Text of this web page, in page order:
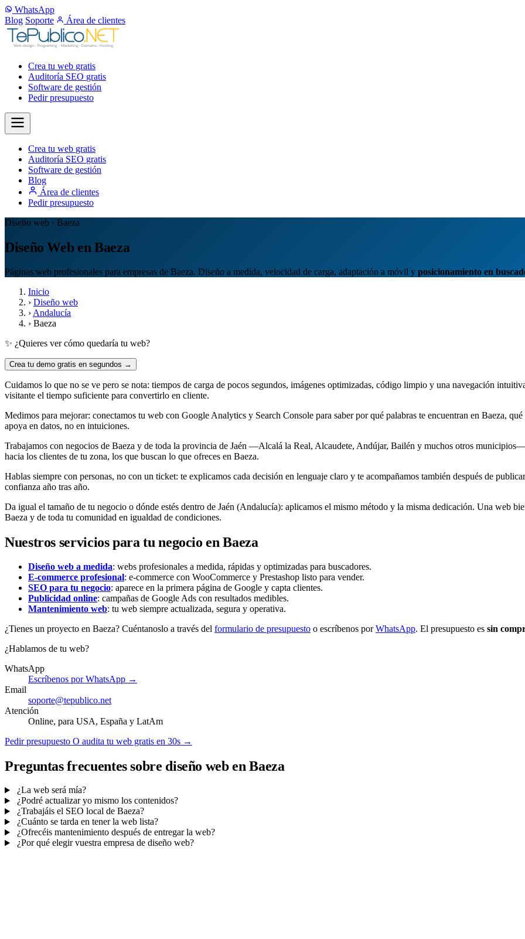
WhatsApp
Blog Soporte Área de clientes
Crea tu web gratis
Auditoría SEO gratis
Software de gestión
Pedir presupuesto
Crea tu web gratis
Auditoría SEO gratis
Software de gestión
Blog
Área de clientes
Pedir presupuesto
Diseño web · Baeza
Diseño Web en Baeza
Páginas web profesionales para empresas de Baeza. Diseño a medida, velocidad de carga, adaptación a móvil y posicionamiento en
Inicio
› Diseño web
› Andalucía
› Baeza
✨ ¿Quieres ver cómo quedaría tu web?
Crea tu demo gratis en segundos →
Cuidamos lo que no se ve pero se nota: tiempos de carga de pocos segundos, imágenes optimizadas, código limpio y una navegación
visitante el tiempo suficiente para convertirlo en cliente.
Medimos para mejorar: conectamos tu web con Google Analytics y Search Console para saber por qué palabras te encuentran en Baeza,
apoya en datos, no en intuiciones.
Trabajamos con negocios de Baeza y de toda la provincia de Jaén —Alcalá la Real, Alcaudete, Andújar, Bailén y muchos otros
hacia los clientes de tu zona, los que buscan lo que ofreces en Baeza.
Hablas siempre con personas, no con un ticket: te explicamos cada decisión en lenguaje claro y te acompañamos también después de
confianza año tras año.
Da igual el tamaño de tu negocio o dónde estés dentro de Jaén (Andalucía): aplicamos el mismo método y la misma dedicación. Una web
Baeza y de toda tu comunidad en igualdad de condiciones.
Nuestros servicios para tu negocio en Baeza
Diseño web a medida: webs profesionales a medida, rápidas y optimizadas para buscadores.
E-commerce profesional: e-commerce con WooCommerce y Prestashop listo para vender.
SEO para tu negocio: aparece en la primera página de Google y capta clientes.
Publicidad online: campañas de Google Ads con resultados medibles.
Mantenimiento web: tu web siempre actualizada, segura y operativa.
¿Tienes un proyecto en Baeza? Cuéntanoslo a través del formulario de presupuesto o escríbenos porWhatsApp. El presupuesto es sin
¿Hablamos de tu web?
WhatsApp
Escríbenos por WhatsApp →
Email
soporte@tepublico.net
Atención
Online, para USA, España y LatAm
Pedir presupuesto O audita tu web gratis en 30s →
Preguntas frecuentes sobre diseño web en Baeza
¿La web será mía?
¿Podré actualizar yo mismo los contenidos?
¿Trabajáis el SEO local de Baeza?
¿Cuánto se tarda en tener la web lista?
¿Ofrecéis mantenimiento después de entregar la web?
¿Por qué elegir vuestra empresa de diseño web?